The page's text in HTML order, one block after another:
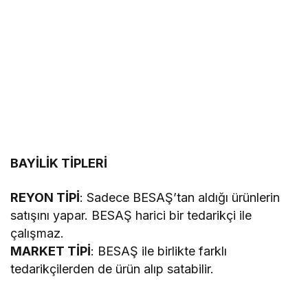
BAYİLİK TİPLERİ
REYON TİPİ: Sadece BESAŞ’tan aldığı ürünlerin
satışını yapar. BESAŞ harici bir tedarikçi ile
çalışmaz.
MARKET TİPİ: BESAŞ ile birlikte farklı
tedarikçilerden de ürün alıp satabilir.